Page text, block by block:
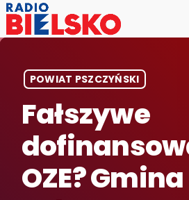
POWIAT PSZCZYŃSKI
Fałszywe
OZE? Gmina